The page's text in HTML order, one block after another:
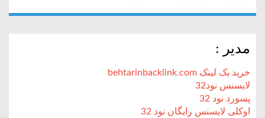
مدیر :
خرید بک لینک behtarinbacklink.com
لایسنس نود32
پسورد نود 32
اوکلی لایسنس رایگان نود 32